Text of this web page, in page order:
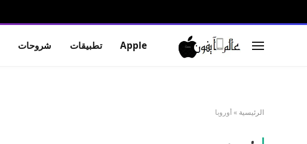
Apple تطبيقات شروحات
الرئيسية »أوروبا